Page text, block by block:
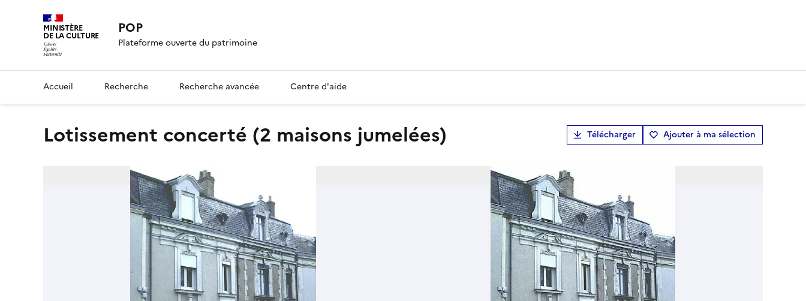
MINISTÈRE
DE LA CULTURE POP
Plateforme ouverte du patrimoine
Accueil Recherche Recherche avancée Centre d'aide
Lotissement concerté (2 maisons jumelées) Télécharger Ajouter à ma sélection